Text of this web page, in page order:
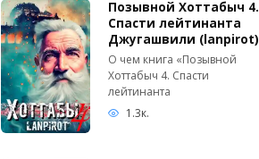
Позывной Хоттабыч 4.
Спасти лейтинанта
Джугашвили (lanpirot)
О чем книга «Позывной
Хоттабыч 4. Спасти
лейтинанта
1.3к.